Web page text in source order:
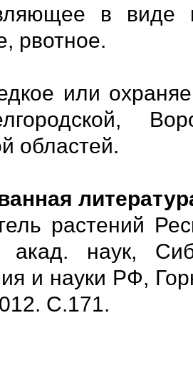
в виде
рвотное.
или
областей.
растений
акад. наук,
и науки РФ,
С.171.